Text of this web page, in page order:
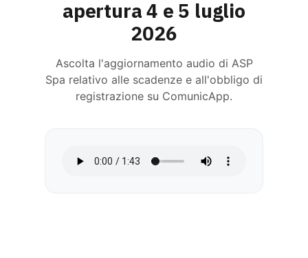
apertura 4 e 5 luglio
2026
Ascolta l'aggiornamento audio di ASP
Spa relativo alle scadenze e all'obbligo di
registrazione su ComunicApp.